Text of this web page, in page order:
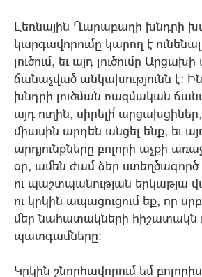
Լեռնային Ղարաբաղի խնդրի
կարգավորումը կարող է
լուծում, եւ այդ լուծումը
ճանաչված անկախությունն է:
խնդրի լուծման ռազմական
այդ ուղին, սիրելի՛
միասին արդեն անցել ենք, եւ
արդյունքները բոլորի աչքի
օր, ամեն ժամ ձեր
ու պաշտպանության երկաթյա
ու կրկին ապացուցում եք, որ
մեր նահատակների հիշատակն
պատգամները:
Կրկին շնորհավորում եմ